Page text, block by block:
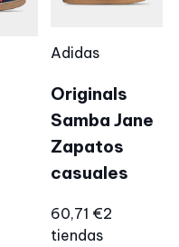
Adidas
Originals
Samba Jane
Zapatos
casuales
60,71 €2
tiendas